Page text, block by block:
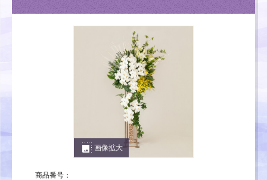
photo_size_select_large 画像拡大
商品番号：